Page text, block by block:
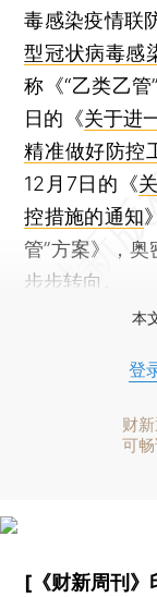
毒感染疫情联
型冠状病毒感
称《“乙类乙
日的《关于进
精准做好防控
12月7日的《
控措施的通知
管”方案》，
步步转向。
本
登
财
可
[《财新周刊》